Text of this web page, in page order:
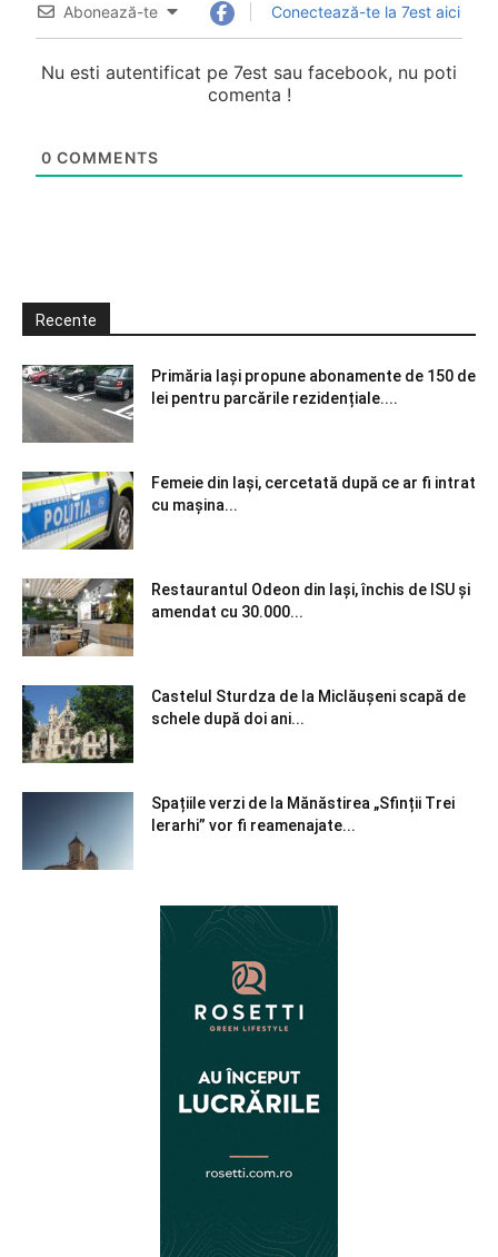
Abonează-te Conectează-te la 7est aici
Nu esti autentificat pe 7est sau facebook, nu poti
comenta !
0 COMMENTS
Recente
Primăria Iași propune abonamente de 150 de
lei pentru parcările rezidențiale....
Femeie din Iași, cercetată după ce ar fi intrat
cu mașina...
Restaurantul Odeon din Iași, închis de ISU și
amendat cu 30.000...
Castelul Sturdza de la Miclăușeni scapă de
schele după doi ani...
Spațiile verzi de la Mănăstirea „Sfinții Trei
Ierarhi” vor fi reamenajate...